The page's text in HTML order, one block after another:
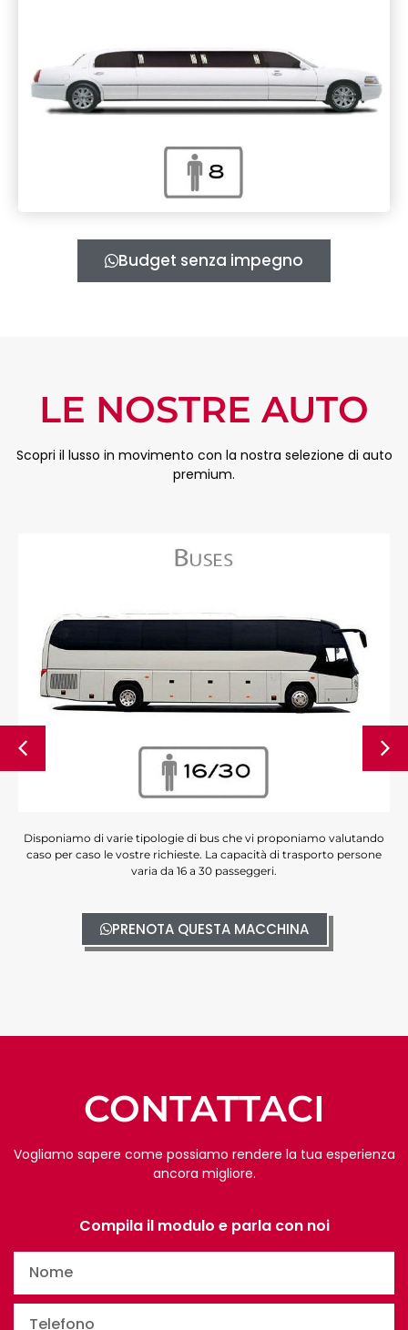
Budget senza impegno
LE NOSTRE AUTO
Scopri il lusso in movimento con la nostra selezione di auto
premium.
Disponiamo di varie tipologie di bus che vi proponiamo valutando
caso per caso le vostre richieste. La capacità di trasporto persone
varia da 16 a 30 passeggeri.
PRENOTA QUESTA MACCHINA
CONTATTACI
Vogliamo sapere come possiamo rendere la tua esperienza
ancora migliore.
Compila il modulo e parla con noi